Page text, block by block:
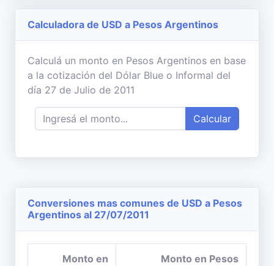
Calculadora de USD a Pesos Argentinos
Calculá un monto en Pesos Argentinos en base
a la cotización del Dólar Blue o Informal del
día 27 de Julio de 2011
Calcular
Conversiones mas comunes de USD a Pesos
Argentinos al 27/07/2011
Monto en
Monto en Pesos